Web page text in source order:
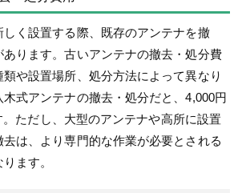
しく設置する際、既存のアンテナを撤
ります。古いアンテナの撤去・処分費
や設置場所、処分方法によって異なり
木式アンテナの撤去・処分だと、4,000円
。ただし、大型のアンテナや高所に設置
は、より専門的な作業が必要とされる
ます。